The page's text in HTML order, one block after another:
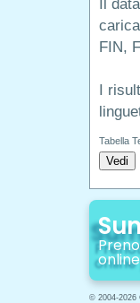
Il
FIN,
I
Tabella
Vedi
© 2004-2026